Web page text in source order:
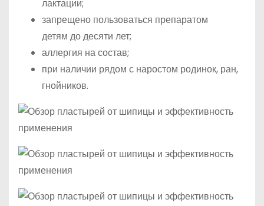
лактации;
запрещено пользоваться препаратом
детям до десяти лет;
аллергия на состав;
при наличии рядом с наростом родинок, ран,
гнойников.